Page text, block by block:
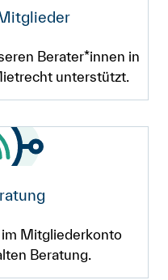
Berater*innen in
unterstützt.
Mitgliederkonto
Beratung.